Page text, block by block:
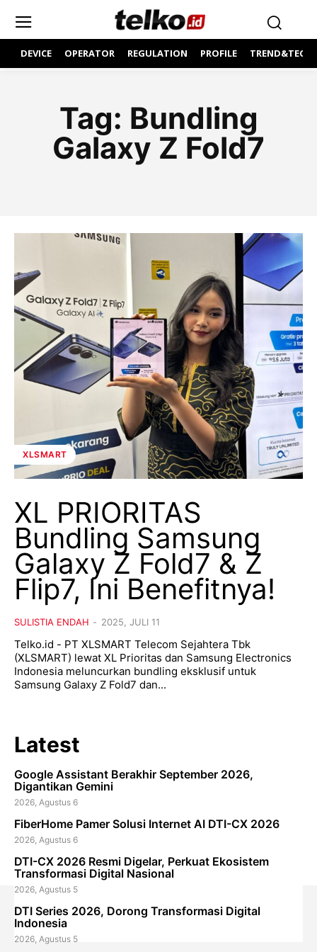
DEVICE OPERATOR REGULATION PROFILE
Tag: Bundling
Galaxy Z Fold7
XLSMART
XL PRIORITAS
Bundling Samsung
Galaxy Z Fold7 & Z
Flip7, Ini Benefitnya!
SULISTIA ENDAH - 2025, JULI 11
Telko.id - PT XLSMART Telecom Sejahtera Tbk
(XLSMART) lewat XL Prioritas dan Samsung Electronics
Indonesia meluncurkan bundling eksklusif untuk
Samsung Galaxy Z Fold7 dan...
Latest
Google Assistant Berakhir September 2026,
Digantikan Gemini
2026, Agustus 6
FiberHome Pamer Solusi Internet AI DTI-CX 2026
2026, Agustus 6
DTI-CX 2026 Resmi Digelar, Perkuat Ekosistem
Transformasi Digital Nasional
2026, Agustus 5
DTI Series 2026, Dorong Transformasi Digital
Indonesia
2026, Agustus 5